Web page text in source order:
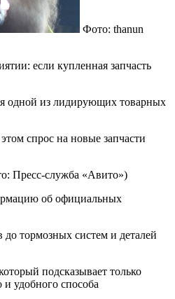
Фото: thanun
если купленная запчасть
одной из лидирующих товарных
спрос на новые запчасти
Пресс-служба «Авито»)
об официальных
тормозных систем и деталей
подсказывает только
удобного способа